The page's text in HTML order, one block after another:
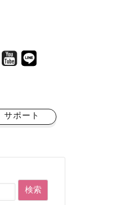
サポート